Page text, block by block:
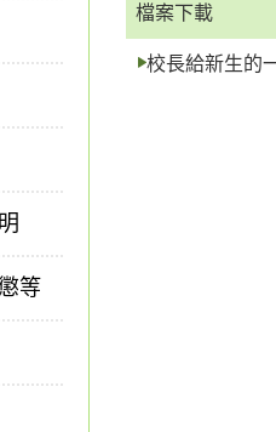
等
檔案下載
校長給新生的